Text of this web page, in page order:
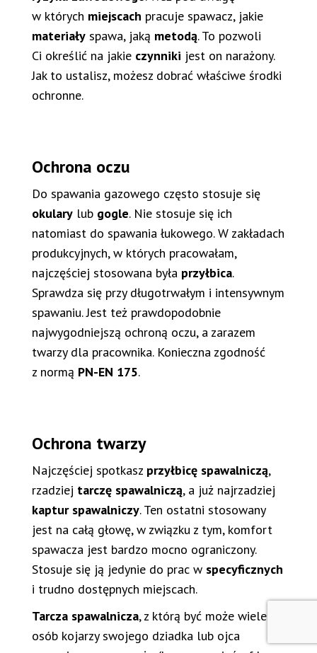
w których miejscach pracuje spawacz, jakie
materiały spawa, jaką metodą. To pozwoli
Ci określić na jakie czynniki jest on narażony.
Jak to ustalisz, możesz dobrać właściwe środki
ochronne.
Ochrona oczu
Do spawania gazowego często stosuje się
okulary lub gogle. Nie stosuje się ich
natomiast do spawania łukowego. W zakładach
produkcyjnych, w których pracowałam,
najczęściej stosowana była przyłbica.
Sprawdza się przy długotrwałym i intensywnym
spawaniu. Jest też prawdopodobnie
najwygodniejszą ochroną oczu, a zarazem
twarzy dla pracownika. Konieczna zgodność
z normą PN-EN 175.
Ochrona twarzy
Najczęściej spotkasz przyłbicę spawalniczą,
rzadziej tarczę spawalniczą, a już najrzadziej
kaptur spawalniczy. Ten ostatni stosowany
jest na całą głowę, w związku z tym, komfort
spawacza jest bardzo mocno ograniczony.
Stosuje się ją jedynie do prac w specyficznych
i trudno dostępnych miejscach.
Tarcza spawalnicza, z którą być może wiele
osób kojarzy swojego dziadka lub ojca